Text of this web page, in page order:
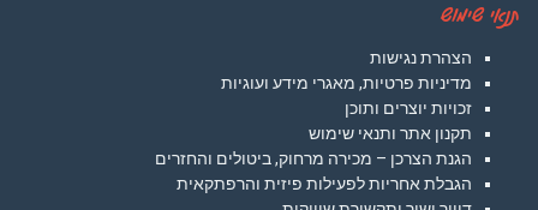
תנאי שימוש
הצהרת נגישות
מדיניות פרטיות, מאגרי מידע ועוגיות
זכויות יוצרים ותוכן
תקנון אתר ותנאי שימוש
הגנת הצרכן – מכירה מרחוק, ביטולים והחזרים
הגבלת אחריות לפעילות פיזית והרפתקאית